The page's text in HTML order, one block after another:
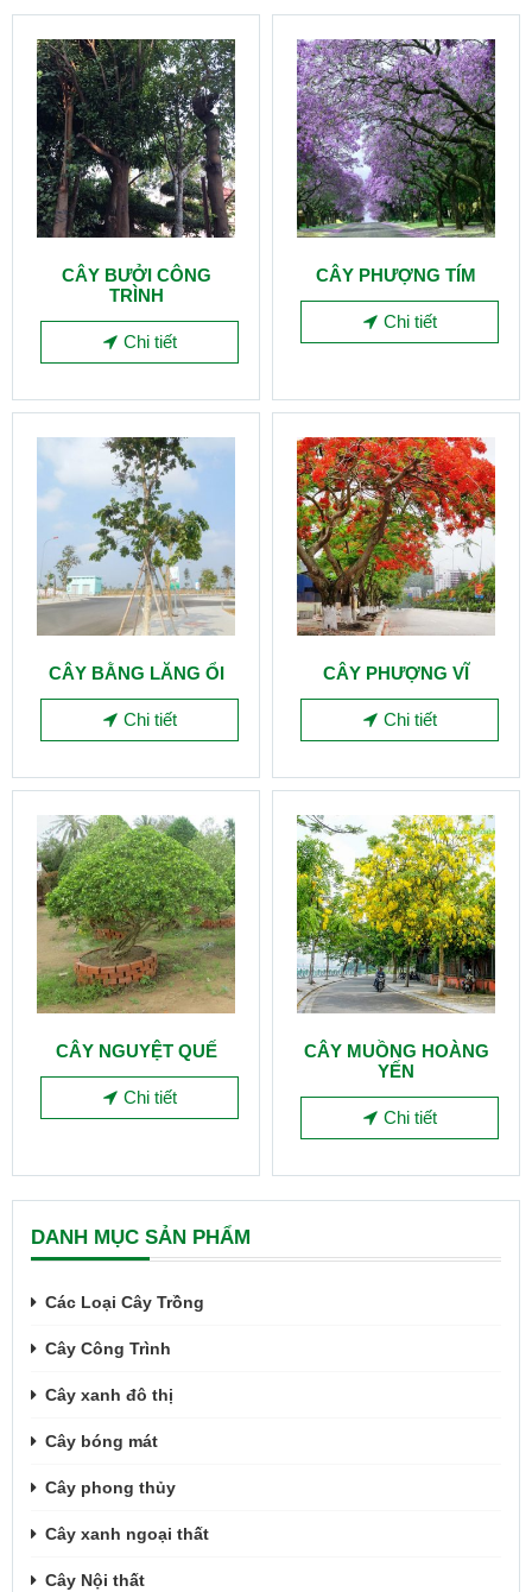
CÂY BƯỞI CÔNG
TRÌNH
Chi tiết
CÂY PHƯỢNG TÍM
Chi tiết
CÂY BẰNG LĂNG ỔI
Chi tiết
CÂY PHƯỢNG VĨ
Chi tiết
CÂY NGUYỆT QUẾ
Chi tiết
CÂY MUỒNG HOÀNG
YẾN
Chi tiết
DANH MỤC SẢN PHẨM
Các Loại Cây Trồng
Cây Công Trình
Cây xanh đô thị
Cây bóng mát
Cây phong thủy
Cây xanh ngoại thất
Cây Nội thất